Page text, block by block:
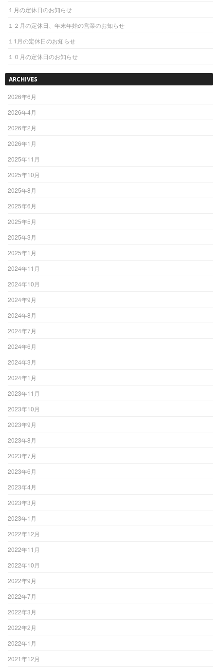
１月の定休日のお知らせ
１２月の定休日、年末年始の営業のお知らせ
１1月の定休日のお知らせ
１０月の定休日のお知らせ
ARCHIVES
2026年6月
2026年4月
2026年2月
2026年1月
2025年11月
2025年10月
2025年8月
2025年6月
2025年5月
2025年3月
2025年1月
2024年11月
2024年10月
2024年9月
2024年8月
2024年7月
2024年6月
2024年3月
2024年1月
2023年11月
2023年10月
2023年9月
2023年8月
2023年7月
2023年6月
2023年4月
2023年3月
2023年1月
2022年12月
2022年11月
2022年10月
2022年9月
2022年7月
2022年3月
2022年2月
2022年1月
2021年12月